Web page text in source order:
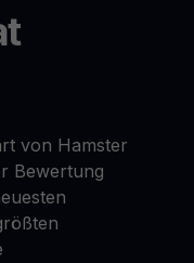
von Hamster
Bewertung